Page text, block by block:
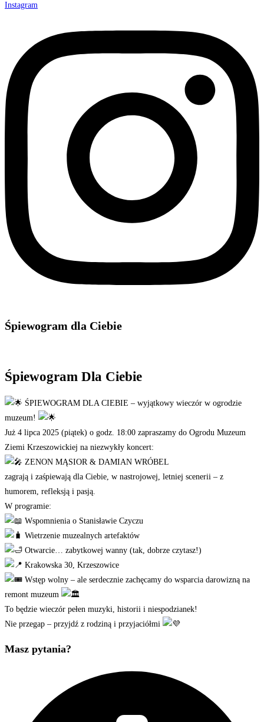
Instagram
Śpiewogram dla Ciebie
Śpiewogram Dla Ciebie
ŚPIEWOGRAM DLA CIEBIE – wyjątkowy wieczór w ogrodzie
muzeum!
Już 4 lipca 2025 (piątek) o godz. 18:00 zapraszamy do Ogrodu Muzeum
Ziemi Krzeszowickiej na niezwykły koncert:
ZENON MĄSIOR & DAMIAN WRÓBEL
zagrają i zaśpiewają dla Ciebie, w nastrojowej, letniej scenerii – z
humorem, refleksją i pasją.
W programie:
Wspomnienia o Stanisławie Czyczu
Wietrzenie muzealnych artefaktów
Otwarcie… zabytkowej wanny (tak, dobrze czytasz!)
Krakowska 30, Krzeszowice
Wstęp wolny – ale serdecznie zachęcamy do wsparcia darowizną na
remont muzeum
To będzie wieczór pełen muzyki, historii i niespodzianek!
Nie przegap – przyjdź z rodziną i przyjaciółmi
Masz pytania?